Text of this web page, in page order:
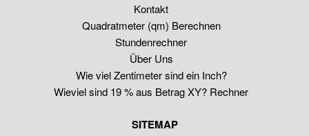
Kontakt
Quadratmeter (qm) Berechnen
Stundenrechner
Über Uns
Wie viel Zentimeter sind ein Inch?
Wieviel sind 19 % aus Betrag XY? Rechner
SITEMAP